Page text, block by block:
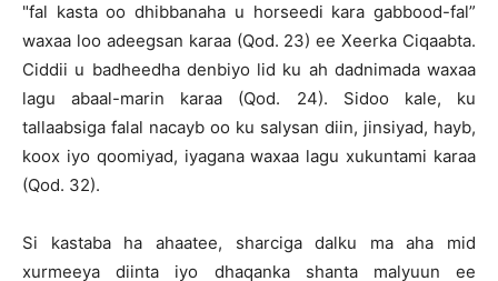
"fal kasta oo dhibbanaha u horseedi kara gabbood-fal”
waxaa loo adeegsan karaa (Qod. 23) ee Xeerka Ciqaabta.
Ciddii u badheedha denbiyo lid ku ah dadnimada waxaa
lagu abaal-marin karaa (Qod. 24). Sidoo kale, ku
tallaabsiga falal nacayb oo ku salysan diin, jinsiyad, hayb,
koox iyo qoomiyad, iyagana waxaa lagu xukuntami karaa
(Qod. 32).
Si kastaba ha ahaatee, sharciga dalku ma aha mid
xurmeeya diinta iyo dhaqanka shanta malyuun ee